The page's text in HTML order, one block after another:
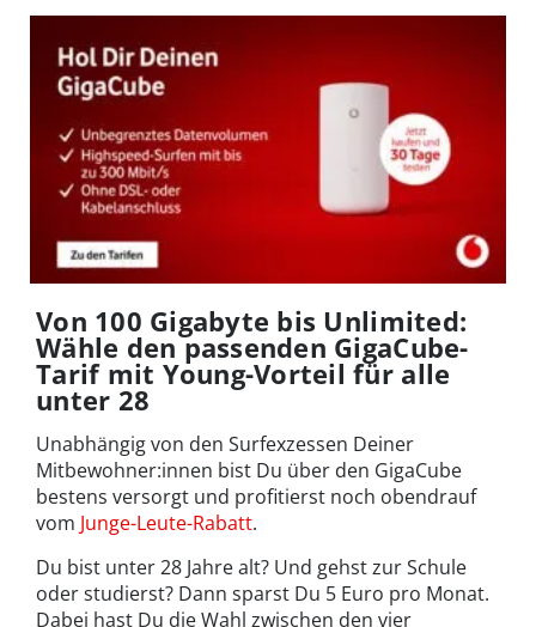
Von 100 Gigabyte bis Unlimited:
Wähle den passenden GigaCube-
Tarif mit Young-Vorteil für alle
unter 28
Unabhängig von den Surfexzessen Deiner
Mitbewohner:innen bist Du über den GigaCube
bestens versorgt und profitierst noch obendrauf
vom Junge-Leute-Rabatt.
Du bist unter 28 Jahre alt? Und gehst zur Schule
oder studierst? Dann sparst Du 5 Euro pro Monat.
Dabei hast Du die Wahl zwischen den vier